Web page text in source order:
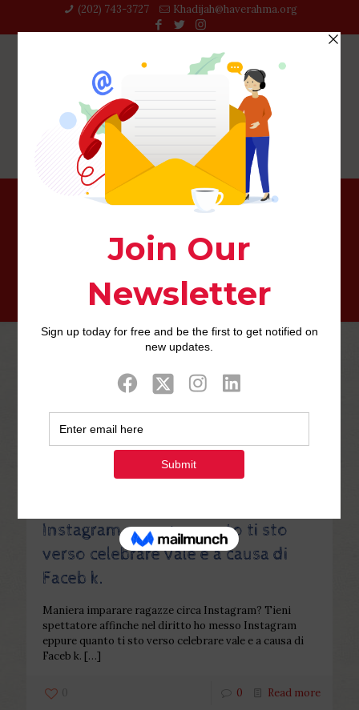
(202) 743-3727‬ Khadijah@haverahma.org
asiandate come funziona
Php Youth at January 26, 2023
Maniera imparare ragazze circa
Instagram? Tieni spettatore
Instagram eppure quanto ti sto
verso celebrare vale e a causa di
Faceb k.
Maniera imparare ragazze circa Instagram? Tieni
spettatore affinche nel diritto ho messo Instagram
eppure quanto ti sto verso celebrare vale e a causa di
Faceb k. […]
0 0 Read more